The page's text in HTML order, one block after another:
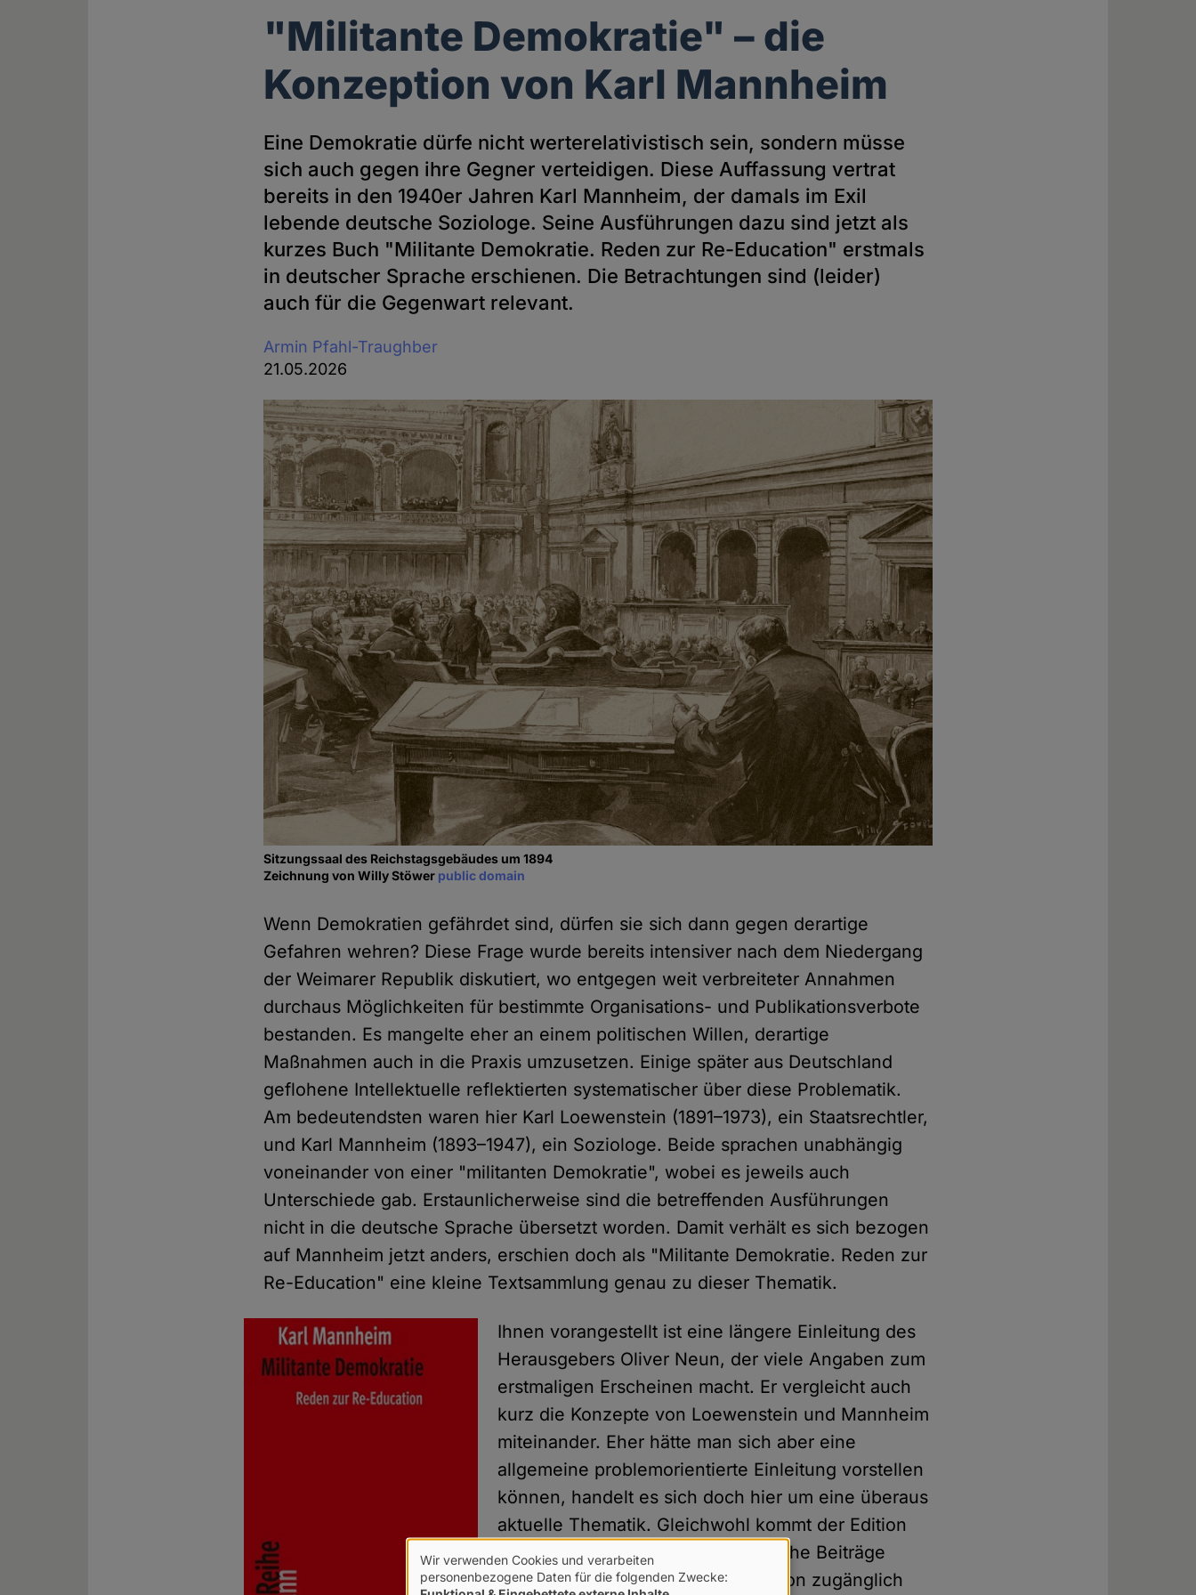
"Militante Demokratie" – die
Konzeption von Karl Mannheim
Eine Demokratie dürfe nicht werterelativistisch sein, sondern müsse
sich auch gegen ihre Gegner verteidigen. Diese Auffassung vertrat
bereits in den 1940er Jahren Karl Mannheim, der damals im Exil
lebende deutsche Soziologe. Seine Ausführungen dazu sind jetzt als
kurzes Buch "Militante Demokratie. Reden zur Re-Education" erstmals
in deutscher Sprache erschienen. Die Betrachtungen sind (leider)
auch für die Gegenwart relevant.
Armin Pfahl-Traughber
21.05.2026
Sitzungssaal des Reichstagsgebäudes um 1894
Zeichnung von Willy Stöwer public domain
Wenn Demokratien gefährdet sind, dürfen sie sich dann gegen derartige
Gefahren wehren? Diese Frage wurde bereits intensiver nach dem Niedergang
der Weimarer Republik diskutiert, wo entgegen weit verbreiteter Annahmen
durchaus Möglichkeiten für bestimmte Organisations- und Publikationsverbote
bestanden. Es mangelte eher an einem politischen Willen, derartige
Maßnahmen auch in die Praxis umzusetzen. Einige später aus Deutschland
geflohene Intellektuelle reflektierten systematischer über diese Problematik.
Am bedeutendsten waren hier Karl Loewenstein (1891–1973), ein Staatsrechtler,
und Karl Mannheim (1893–1947), ein Soziologe. Beide sprachen unabhängig
voneinander von einer "militanten Demokratie", wobei es jeweils auch
Unterschiede gab. Erstaunlicherweise sind die betreffenden Ausführungen
nicht in die deutsche Sprache übersetzt worden. Damit verhält es sich bezogen
auf Mannheim jetzt anders, erschien doch als "Militante Demokratie. Reden zur
Re-Education" eine kleine Textsammlung genau zu dieser Thematik.
Ihnen vorangestellt ist eine längere Einleitung des
Herausgebers Oliver Neun, der viele Angaben zum
erstmaligen Erscheinen macht. Er vergleicht auch
kurz die Konzepte von Loewenstein und Mannheim
miteinander. Eher hätte man sich aber eine
allgemeine problemorientierte Einleitung vorstellen
können, handelt es sich doch hier um eine überaus
aktuelle Thematik. Gleichwohl kommt der Edition
ein großes Verdienst zu, eben solche Beiträge
wieder für die allgemeine Diskussion zugänglich
Verwendung
Wir verwenden Cookies und verarbeiten
personenbezogene Daten für die folgenden Zwecke: